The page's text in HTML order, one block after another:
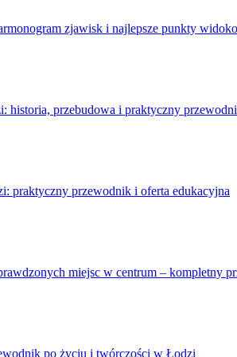
zjawisk i najlepsze punkty
historia, przebudowa i praktyczny
praktyczny przewodnik i oferta edukacyjna
miejsc w centrum – kompletny
po życiu i twórczości w Łodzi